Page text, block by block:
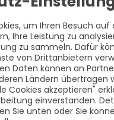
Auf Lager
sind auf Lager und
versandbereit.
um Ihren Besuch auf
Ihre Leistung zu
zu sammeln. Dafür
von Drittanbietern
Daten können an
Ländern übertragen
Cookies akzeptieren"
einverstanden.
Sie unten oder Sie